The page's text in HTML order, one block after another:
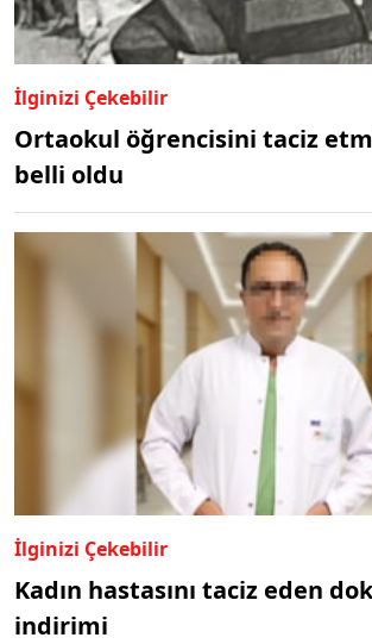
İlginizi Çekebilir
Ortaokul öğrencisini taciz
belli oldu
İlginizi Çekebilir
Kadın hastasını taciz eden
indirimi